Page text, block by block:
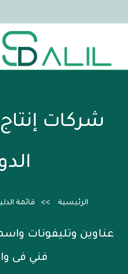
شركات
الرئيسية قائمة
عناوين وتليفونات
فني فى